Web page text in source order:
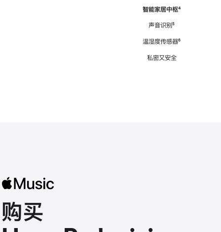
智能家居中枢脚
⁴
声音识别脚
⁵
温湿度传感器脚
⁶
私密又安全
购买